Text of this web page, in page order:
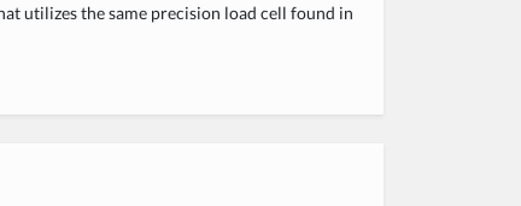
utilizes the same precision load cell found in